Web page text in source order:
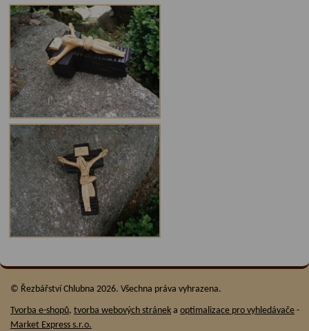
© Řezbářství Chlubna 2026. Všechna práva vyhrazena.
Tvorba e-shopů, tvorba webových stránek a optimalizace pro vyhledávače -
Market Express s.r.o.